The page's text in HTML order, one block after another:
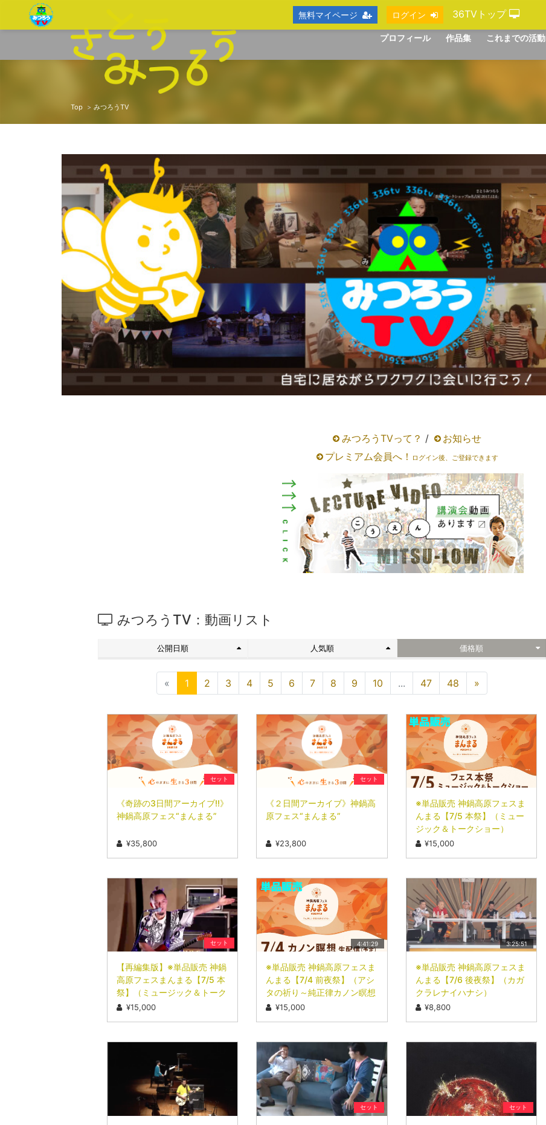
プロフィール 作品集 これまでの活動
Top みつろうTV
みつろうTVって？ /
お知らせ
プレミアム会員へ！
ログイン後、ご登録できます
みつろうTV：動画リスト
公開日順 人気順 価格順
« 1 2 3 4 5 6 7 8 9 10 ... 47 48 »
セット
《奇跡の3日間アーカイブ!!》
神鍋高原フェス“まんまる”
¥35,800
セット
《２日間アーカイブ》神鍋高
原フェス“まんまる”
¥23,800
※単品販売 神鍋高原フェスま
んまる【7/5 本祭】（ミュー
ジック＆トークショー）
¥15,000
セット
【再編集版】※単品販売 神鍋
高原フェスまんまる【7/5 本
祭】（ミュージック＆トーク
ショー）
¥15,000
4:41:29
※単品販売 神鍋高原フェスま
んまる【7/4 前夜祭】（アシ
タの祈り～純正律カノン瞑想
～）¥15,000
3:25:51
※単品販売 神鍋高原フェスま
んまる【7/6 後夜祭】（カガ
クラレナイハナシ）
¥8,800
セット セット
無料マイページ ログイン 36TVトップ